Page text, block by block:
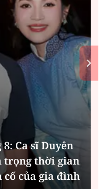
Ca sĩ Duyên
trọng thời gian
cố của gia đình